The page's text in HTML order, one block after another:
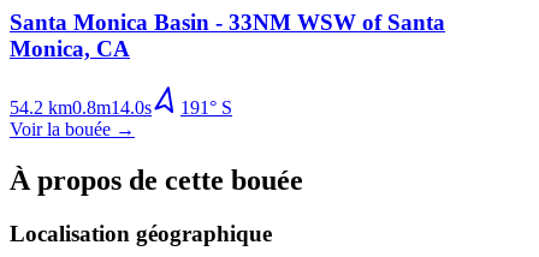
Santa Monica Basin - 33NM WSW of Santa
Monica, CA
54.2 km0.8m14.0s 191° S
Voir la bouée →
À propos de cette bouée
Localisation géographique